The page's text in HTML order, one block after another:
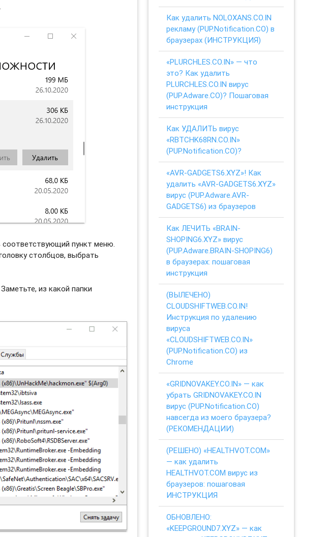
пункт меню.
столбцов, выбрать
из какой папки
Как удалить NOLOXANS.CO.IN
рекламу (PUP.Notification.CO) в
браузерах (ИНСТРУКЦИЯ)
«PLURCHLES.CO.IN» — что
это? Как удалить
PLURCHLES.CO.IN вирус
(PUP.Adware.CO)? Пошаговая
инструкция
Как УДАЛИТЬ вирус
«RBTCHK68RN.CO.IN»
(PUP.Notification.CO)?
«AVR-GADGETS6.XYZ»! Как
удалить «AVR-GADGETS6.XYZ»
вирус (PUP.Adware.AVR-
GADGETS6) из браузеров
Как ЛЕЧИТЬ «BRAIN-
SHOPING6.XYZ» вирус
(PUP.Adware.BRAIN-SHOPING6)
в браузерах: пошаговая
инструкция
(ВЫЛЕЧЕНО)
CLOUDSHIFTWEB.CO.IN!
Инструкция по удалению
вируса
«CLOUDSHIFTWEB.CO.IN»
(PUP.Notification.CO) из
Chrome
«GRIDNOVAKEY.CO.IN» — как
убрать GRIDNOVAKEY.CO.IN
вирус (PUP.Notification.CO)
навсегда из моего браузера?
(РЕКОМЕНДАЦИИ)
(РЕШЕНО) «HEALTHVOT.COM»
— как удалить
HEALTHVOT.COM вирус из
браузеров: пошаговая
ИНСТРУКЦИЯ
ОБНОВЛЕНО:
«KEEPGROUND7.XYZ» — как